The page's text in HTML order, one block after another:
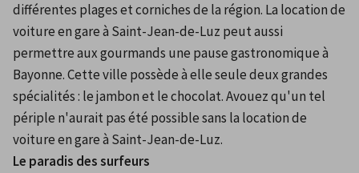
différentes plages et corniches de la région. La location de
voiture en gare à Saint-Jean-de-Luz peut aussi
permettre aux gourmands une pause gastronomique à
Bayonne. Cette ville possède à elle seule deux grandes
spécialités : le jambon et le chocolat. Avouez qu'un tel
périple n'aurait pas été possible sans la location de
voiture en gare à Saint-Jean-de-Luz.
Le paradis des surfeurs